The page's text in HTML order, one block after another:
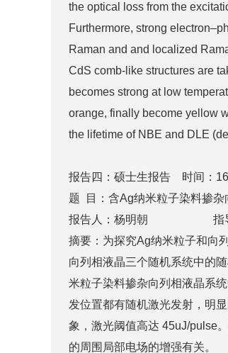
the optical loss from the
Furthermore, strong
Raman and and localized
CdS comb-like structures are
becomes strong at low
orange, finally become yellow
the lifetime of NBE and DLE
报告四：硕士生报告 时间：
题 目：含Ag纳米粒子染料掺
报告人：杨明朝 指导老
摘要：为探究Ag纳米粒子和向
向列相液晶三个随机系统中的
米粒子染料掺杂向列相液晶系
发位置都有随机激光发射，明
象，激光阈值高达 45uJ/pulse
的周围局部电场的增强有关。